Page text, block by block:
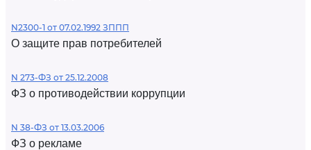
N2300-1 от 07.02.1992 ЗППП
О защите прав потребителей
N 273-ФЗ от 25.12.2008
ФЗ о противодействии коррупции
N 38-ФЗ от 13.03.2006
ФЗ о рекламе